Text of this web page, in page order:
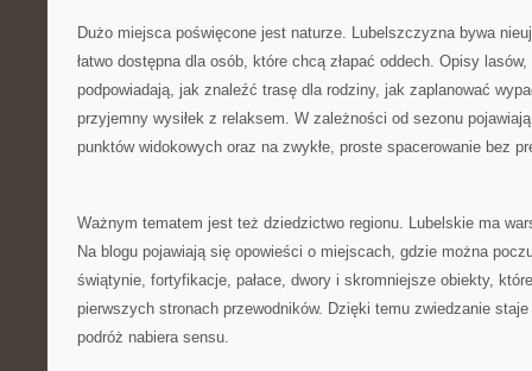
Dużo miejsca poświęcone jest naturze. Lubelszczyzna bywa
łatwo dostępna dla osób, które chcą złapać oddech. Opisy
podpowiadają, jak znaleźć trasę dla rodziny, jak zaplanować
przyjemny wysiłek z relaksem. W zależności od sezonu
punktów widokowych oraz na zwykłe, proste spacerowanie bez
Ważnym tematem jest też dziedzictwo regionu. Lubelskie ma
Na blogu pojawiają się opowieści o miejscach, gdzie można
świątynie, fortyfikacje, pałace, dwory i skromniejsze obiekty,
pierwszych stronach przewodników. Dzięki temu zwiedzanie
podróż nabiera sensu.